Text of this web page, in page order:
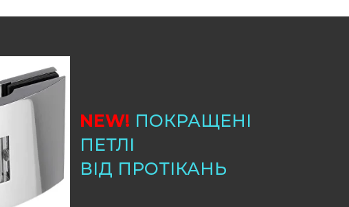
NEW! ПОКРАЩЕНІ
ПЕТЛІ
ВІД ПРОТІКАНЬ